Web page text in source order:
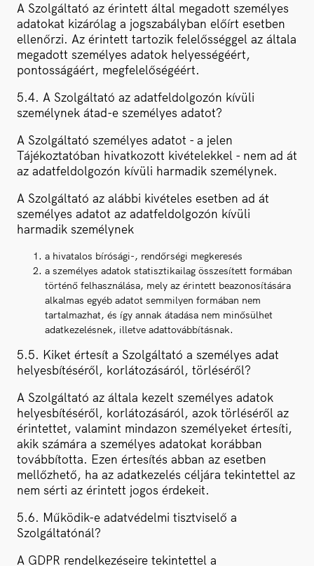
A Szolgáltató az érintett által megadott személyes
adatokat kizárólag a jogszabályban előírt esetben
ellenőrzi. Az érintett tartozik felelősséggel az általa
megadott személyes adatok helyességéért,
pontosságáért, megfelelőségéért.
5.4. A Szolgáltató az adatfeldolgozón kívüli
személynek átad-e személyes adatot?
A Szolgáltató személyes adatot - a jelen
Tájékoztatóban hivatkozott kivételekkel - nem ad át
az adatfeldolgozón kívüli harmadik személynek.
A Szolgáltató az alábbi kivételes esetben ad át
személyes adatot az adatfeldolgozón kívüli
harmadik személynek
a hivatalos bírósági-, rendőrségi megkeresés
a személyes adatok statisztikailag összesített formában
történő felhasználása, mely az érintett beazonosítására
alkalmas egyéb adatot semmilyen formában nem
tartalmazhat, és így annak átadása nem minősülhet
adatkezelésnek, illetve adattovábbításnak.
5.5. Kiket értesít a Szolgáltató a személyes adat
helyesbítéséről, korlátozásáról, törléséről?
A Szolgáltató az általa kezelt személyes adatok
helyesbítéséről, korlátozásáról, azok törléséről az
érintettet, valamint mindazon személyeket értesíti,
akik számára a személyes adatokat korábban
továbbította. Ezen értesítés abban az esetben
mellőzhető, ha az adatkezelés céljára tekintettel az
nem sérti az érintett jogos érdekeit.
5.6. Működik-e adatvédelmi tisztviselő a
Szolgáltatónál?
A GDPR rendelkezéseire tekintettel a